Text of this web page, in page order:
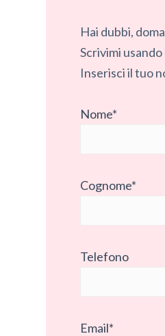
Hai dubbi,
Scrivimi
Inserisci il tuo
Nome*
Cognome*
Telefono
Email*